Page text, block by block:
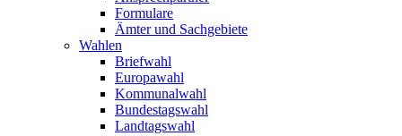
Formulare
Ämter und Sachgebiete
Wahlen
Briefwahl
Europawahl
Kommunalwahl
Bundestagswahl
Landtagswahl